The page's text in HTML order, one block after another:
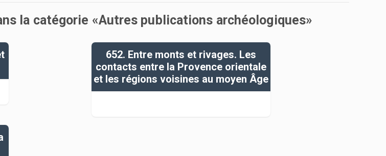
la catégorie «Autres publications archéologiques»
652. Entre monts et rivages. Les
contacts entre la Provence orientale
et les régions voisines au moyen Âge